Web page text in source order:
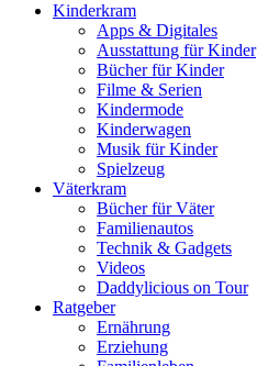
Kinderkram
Apps & Digitales
Ausstattung für Kinder
Bücher für Kinder
Filme & Serien
Kindermode
Kinderwagen
Musik für Kinder
Spielzeug
Väterkram
Bücher für Väter
Familienautos
Technik & Gadgets
Videos
Daddylicious on Tour
Ratgeber
Ernährung
Erziehung